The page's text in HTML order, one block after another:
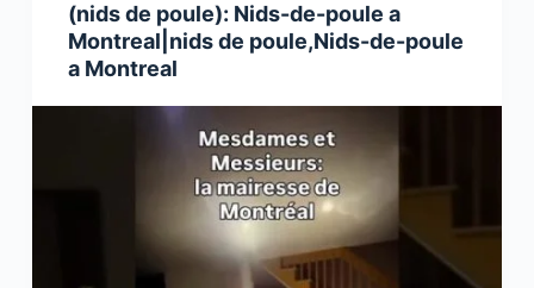
(nids de poule): Nids-de-poule a
Montreal|nids de poule,Nids-de-poule
a Montreal